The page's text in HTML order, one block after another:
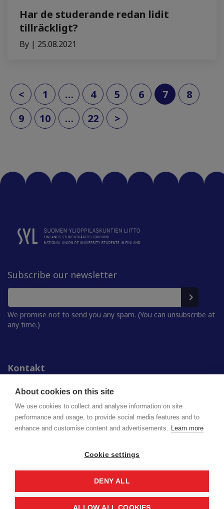
About cookies on this site
We use cookies to collect and analyse information on site
performance and usage, to provide social media features and to
enhance and customise content and advertisements. Learn more
Cookie settings
DENY ALL
Har de studerande redan lidit
tillräckligt?
By | 25.08.2021
< 1 … 4 5 6 7(current)
8
9
10 … 22 >
Subscribe our newsletter
We promise not to send you any spam. (You can unsubscribe at
any time.)
Kontakt
För media
Studentkårerna
Finlands studentkårers förbund (FSF) rf
Privacy policy
Saavutettavuusseloste